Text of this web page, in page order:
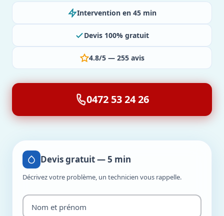
Intervention en 45 min
Devis 100% gratuit
4.8/5 — 255 avis
0472 53 24 26
Devis gratuit — 5 min
Décrivez votre problème, un technicien vous rappelle.